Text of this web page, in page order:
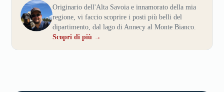
Originario dell'Alta Savoia e innamorato della mia
regione, vi faccio scoprire i posti più belli del
dipartimento, dal lago di Annecy al Monte Bianco.
Scopri di più →